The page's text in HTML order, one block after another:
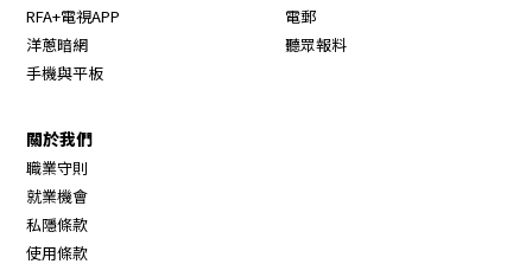
RFA+電視APP
洋蔥暗網
手機與平板
電郵
聽眾報料
關於我們
職業守則
就業機會
私隱條款
使用條款